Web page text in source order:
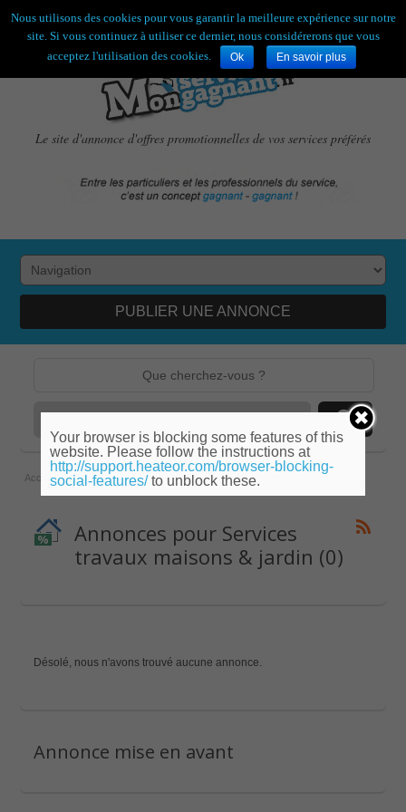
Bienvenue,visiteur ![S'enregistrer|Connexion]
Le site d'annonce d'offres promotionnelles de vos services préférés
PUBLIER UNE ANNONCE
Accueil » Rhône-Alpes » Savoie » Services travaux maisons & jardin
Annonces pour Services
travaux maisons & jardin (0)
Désolé, nous n'avons trouvé aucune annonce.
Annonce mise en avant
Nous utilisons des cookies pour vous garantir la meilleure expérience sur notre
site. Si vous continuez à utiliser ce dernier, nous considérerons que vous
acceptez l'utilisation des cookies.
Ok En savoir plus
Your browser is blocking some features of this
website. Please follow the instructions at
http://support.heateor.com/browser-blocking-
social-features/to unblock these.